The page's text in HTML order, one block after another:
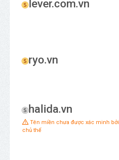
lever.com.vn
ryo.vn
halida.vn
Tên miền chưa được xác minh bởi
chủ thể